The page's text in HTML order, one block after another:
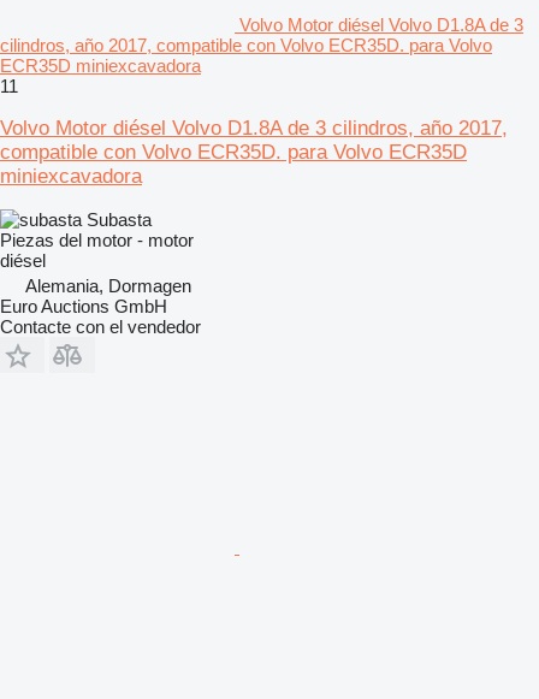
Volvo Motor diésel Volvo D1.8A de 3
cilindros, año 2017, compatible con Volvo ECR35D. para Volvo
ECR35D miniexcavadora
11
Volvo Motor diésel Volvo D1.8A de 3 cilindros, año 2017,
compatible con Volvo ECR35D. para Volvo ECR35D
miniexcavadora
Subasta
Piezas del motor - motor
diésel
Alemania, Dormagen
Euro Auctions GmbH
Contacte con el vendedor